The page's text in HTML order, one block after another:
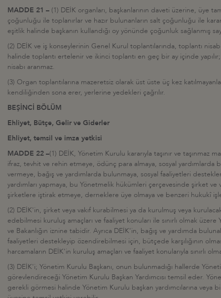
MADDE 21 – (1) DEİK organları, başkanlarının daveti üzerine, üye tam
çoğunluğu ile toplanırlar ve hazır bulunanların salt çoğunluğu ile
eşitlik halinde başkanın kullandığı oy yönünde çoğunluk sağlanmış
(2) DEİK ve iş konseylerinin Genel Kurul toplantılarında, toplantı
halinde toplantı ertelenir ve ikinci toplantı en geç bir ay içinde
nisabı aranmaz.
(3) Organ toplantılarına mazeretsiz olarak üst üste üç kez
kendiliğinden sona erer, yerlerine yedekleri çağrılır.
BEŞİNCİ BÖLÜM
Ehliyet, Bütçe, Gelir ve Giderler
Ehliyet, temsil ve imza yetkisi
MADDE 22 –(1) DEİK, Yönetim Kurulu kararıyla taşınır ve taşınmaz
ifraz, tevhit ve rehin etmeye, ödünç para almaya, sosyal yardımlarda
vermeye, bağış ve yardımlarda bulunmaya, sosyal faaliyetleri
yardımları yapmaya, bu Yönetmelik hükümleri çerçevesinde şirket ve
şirketlere iştirak etmeye, derneklere üye olmaya ve benzeri hukukî
(2) DEİK'in, şirket veya vakıf kurabilmesi ya da kurulmuş veya
edebilmesi kuruluş amaçları ve faaliyet konuları ile sınırlı olmak
ve Bakanlığın iznine tabidir. Ayrıca DEİK'in, bağış ve yardımda
faaliyetleri destekleyip özendirebilmesi için, bütçede karşılığının
harcamaların DEİK'in kuruluş amaçları ve faaliyet konularıyla sınırlı
(3) DEİK'i; Yönetim Kurulu Başkanı, onun bulunmadığı hallerde
görevlendireceği Yönetim Kurulu Başkan Yardımcısı temsil eder.
gerekli görmesi halinde Yönetim Kurulu başkan yardımcılarına veya